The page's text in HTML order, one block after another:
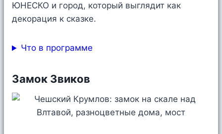
ЮНЕСКО и город, который выглядит как
декорация к сказке.
Что в программе
Замок Звиков